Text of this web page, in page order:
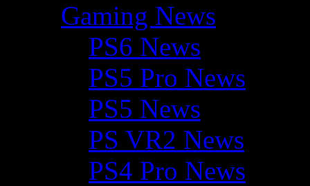
Gaming News
PS6 News
PS5 Pro News
PS5 News
PS VR2 News
PS4 Pro News